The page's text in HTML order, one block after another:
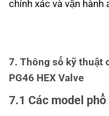
chính xác và vận hành
7. Thông số kỹ thuật
PG46 HEX Valve
7.1 Các model phổ